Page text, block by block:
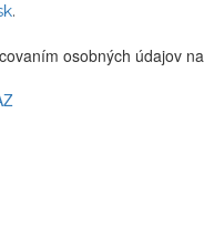
.
osobných údajov na